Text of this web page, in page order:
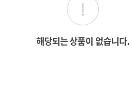
해당되는 상품이 없습니다.